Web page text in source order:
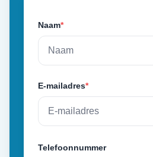
Naam*
E-mailadres*
Telefoonnummer